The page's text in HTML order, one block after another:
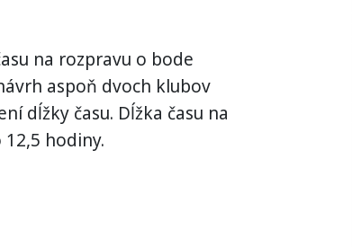
na rozpravu o bode
aspoň dvoch klubov
dĺžky času. Dĺžka času na
hodiny.